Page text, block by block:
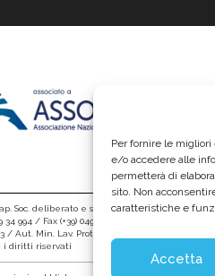
Per fornire le
e/o accedere alle
permetterà di
sito. Non
caratteristiche e
Accetta
Soc. deliberato e sottoscritto per € 6.620.640,00
994 / Fax (+39) 049 89 35 068 /
/ Aut. Min. Lav. Prot. n.1208 - SG del 16.12.2004
i diritti riservati